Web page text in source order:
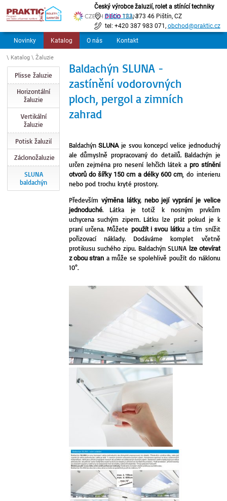
Český výrobce žaluzií, rolet a stínící techniky
Pištín 133, 373 46 Pištín, CZ
tel: +420 387 983 071, obchod@praktic.cz
Novinky Katalog O nás Kontakt
\ Katalog \ Žaluzie
Plisse žaluzie
Horizontální
žaluzie
Vertikální
žaluzie
Potisk žaluzií
Záclonožaluzie
SLUNA
baldachýn
Baldachýn SLUNA -
zastínění vodorovných
ploch, pergol a zimních
zahrad
BaldachýnSLUNAje svou koncepcí velice jednoduchý
ale důmyslně propracovaný do detailů. Baldachýn je
určen zejména pro nesení lehčích látek apro stínění
otvorů do šířky 150 cm a délky 600 cm , do interieru
nebo pod trochu kryté prostory.
Předevšímvýměna látky, nebo její vyprání je velice
jednoduché. Látka je totiž k nosným prvkům
uchycena suchým zipem. Látku lze prát pokud je k
praní určena. Můžete použít i svou látkua tím snížit
pořizovací náklady. Dodáváme komplet včetně
protikusu suchého zipu. Baldachýn SLUNA lze otevírat
z obou stran a může se spolehlivě použít do náklonu
10°.